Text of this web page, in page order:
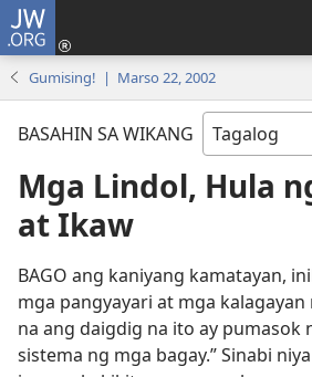
JW.ORG
Gumising! | Marso 22, 2002
BASAHIN SA WIKANG
Mga Lindol, Hula
at Ikaw
BAGO ang kaniyang kamatayan,
mga pangyayari at mga
na ang daigdig na ito ay pumasok
sistema ng mga bagay.” Sinabi